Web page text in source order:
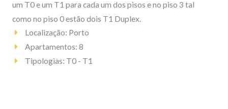
um T0 e um T1 para cada um dos pisos e no piso 3 tal
como no piso 0 estão dois T1 Duplex.
Localização: Porto
Apartamentos: 8
Tipologias: T0 - T1